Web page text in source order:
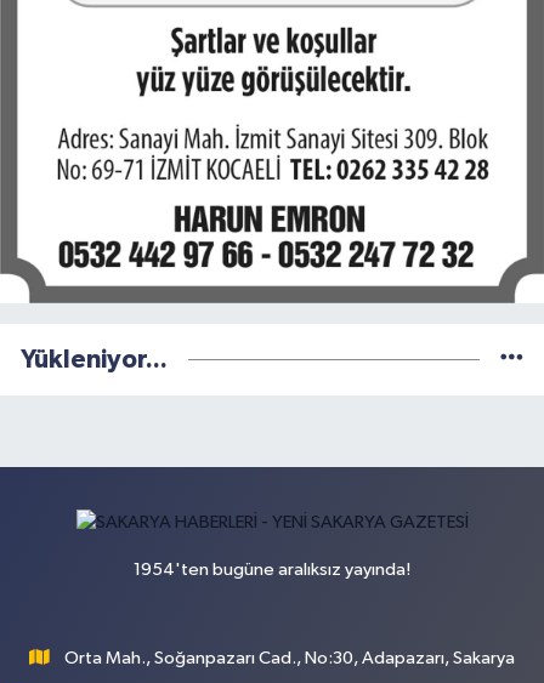
Yükleniyor...
1954'ten bugüne aralıksız yayında!
Orta Mah., Soğanpazarı Cad., No:30, Adapazarı, Sakarya